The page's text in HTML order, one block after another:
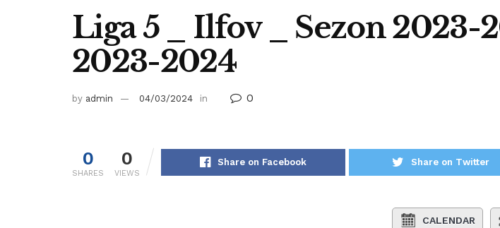
Liga 5 _ Ilfov _ Sezon 2023-
2023-2024
by admin 04/03/2024 in 0
0
SHARES
0
VIEWS
Share on Facebook Share on Twitter
CALENDAR